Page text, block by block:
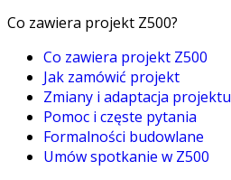
Co zawiera projekt Z500?
Co zawiera projekt Z500
Jak zamówić projekt
Zmiany i adaptacja projektu
Pomoc i częste pytania
Formalności budowlane
Umów spotkanie w Z500